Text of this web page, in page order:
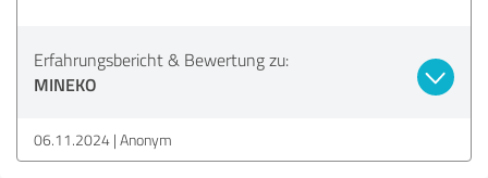
Erfahrungsbericht & Bewertung zu:
MINEKO
06.11.2024 Anonym